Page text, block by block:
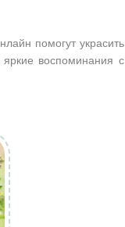
помогут украсить
воспоминания с